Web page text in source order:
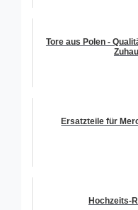
Tore aus Polen -
Ersatzteile für
Hochzeits-